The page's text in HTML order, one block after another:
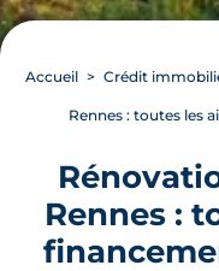
Accueil Crédit
Rennes : toutes les
Rennes :